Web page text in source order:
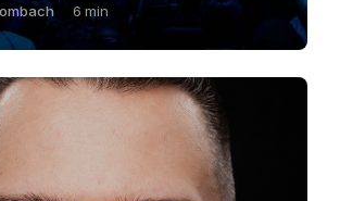
6 min